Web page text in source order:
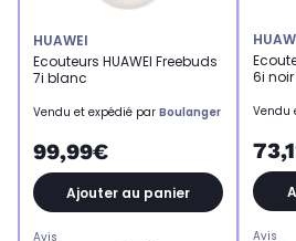
HUAWEI
Ecouteurs HUAWEI Freebuds
7i blanc
Vendu et expédié par Boulanger
99,99€
Ajouter au panier
Avis
6i noir
Vendu
Avis